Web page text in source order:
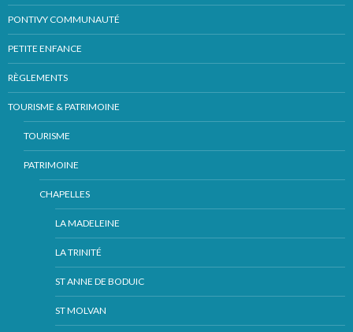
PONTIVY COMMUNAUTÉ
PETITE ENFANCE
RÈGLEMENTS
TOURISME & PATRIMOINE
TOURISME
PATRIMOINE
CHAPELLES
LA MADELEINE
LA TRINITÉ
ST ANNE DE BODUIC
ST MOLVAN